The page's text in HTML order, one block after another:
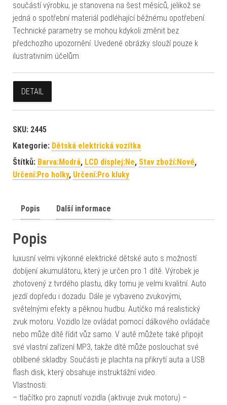
součástí výrobku, je stanovena na šest měsíců, jelikož se
jedná o spotřební materiál podléhající běžnému opotřebení.
Technické parametry se mohou kdykoli změnit bez
předchozího upozornění. Uvedené obrázky slouží pouze k
ilustrativním účelům.
DETAIL
SKU: 2445
Kategorie: Dětská elektrická vozítka
Štítků: Barva:Modrá, LCD displej:Ne, Stav zboží:Nové,
Určení:Pro holky, Určení:Pro kluky
Popis Další informace
Popis
luxusní velmi výkonné elektrické dětské auto s možností
dobíjení akumulátoru, který je určen pro 1 dítě. Výrobek je
zhotovený z tvrdého plastu, díky tomu je velmi kvalitní. Auto
jezdí dopředu i dozadu. Dále je vybaveno zvukovými,
světelnými efekty a pěknou hudbu. Autíčko má realistický
zvuk motoru. Vozidlo lze ovládat pomocí dálkového ovládače
nebo může dítě řídit vůz samo. V autě můžete také připojit
své vlastní zařízení MP3, takže dítě může poslouchat své
oblíbené skladby. Součásti je plachta na přikrytí auta a USB
flash disk, který obsahuje instruktážní video.
Vlastnosti:
– tlačítko pro zapnutí vozidla (aktivuje zvuk motoru) –